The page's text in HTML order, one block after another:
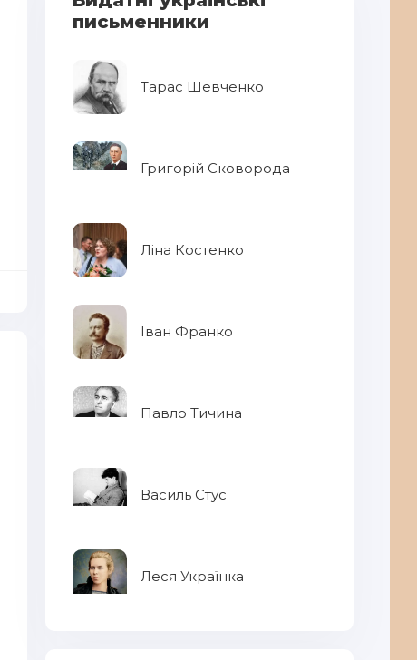
письменники
Тарас Шевченко
Григорій Сковорода
Ліна Костенко
Іван Франко
Павло Тичина
Василь Стус
Леся Українка